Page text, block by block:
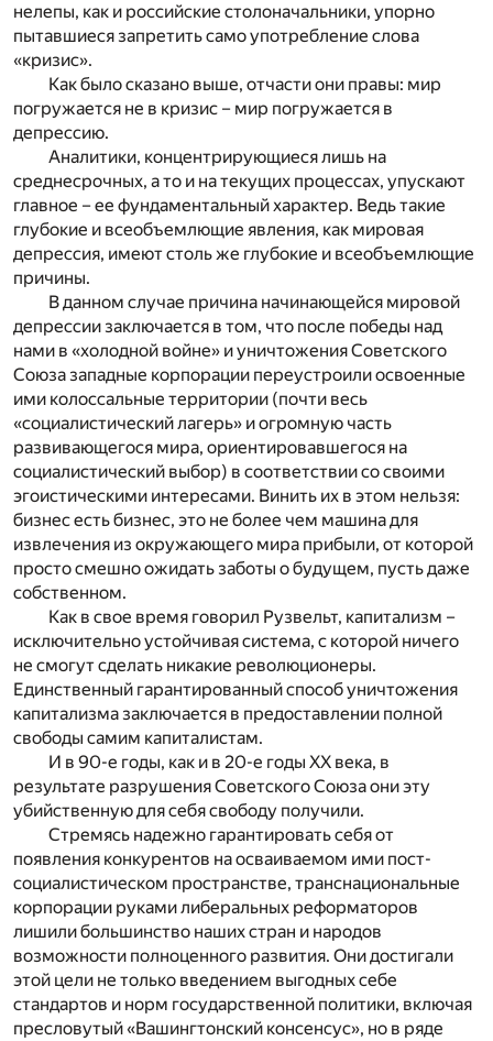
нелепы, как и российские столоначальники, упорно
пытавшиеся запретить само употребление слова
«кризис».
Как было сказано выше, отчасти они правы: мир
погружается не в кризис – мир погружается в
депрессию.
Аналитики, концентрирующиеся лишь на
среднесрочных, а то и на текущих процессах, упускают
главное – ее фундаментальный характер. Ведь такие
глубокие и всеобъемлющие явления, как мировая
депрессия, имеют столь же глубокие и всеобъемлющие
причины.
В данном случае причина начинающейся мировой
депрессии заключается в том, что после победы над
нами в «холодной войне» и уничтожения Советского
Союза западные корпорации переустроили освоенные
ими колоссальные территории (почти весь
«социалистический лагерь» и огромную часть
развивающегося мира, ориентировавшегося на
социалистический выбор) в соответствии со своими
эгоистическими интересами. Винить их в этом нельзя:
бизнес есть бизнес, это не более чем машина для
извлечения из окружающего мира прибыли, от которой
просто смешно ожидать заботы о будущем, пусть даже
собственном.
Как в свое время говорил Рузвельт, капитализм –
исключительно устойчивая система, с которой ничего
не смогут сделать никакие революционеры.
Единственный гарантированный способ уничтожения
капитализма заключается в предоставлении полной
свободы самим капиталистам.
И в 90-е годы, как и в 20-е годы XX века, в
результате разрушения Советского Союза они эту
убийственную для себя свободу получили.
Стремясь надежно гарантировать себя от
появления конкурентов на осваиваемом ими пост-
социалистическом пространстве, транснациональные
корпорации руками либеральных реформаторов
лишили большинство наших стран и народов
возможности полноценного развития. Они достигали
этой цели не только введением выгодных себе
стандартов и норм государственной политики, включая
пресловутый «Вашингтонский консенсус», но в ряде